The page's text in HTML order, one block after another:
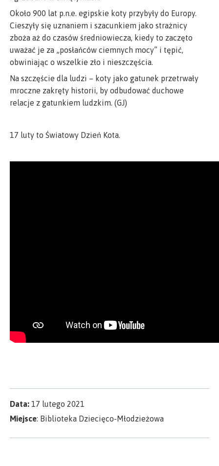
Około 900 lat p.n.e. egipskie koty przybyły do Europy.
Cieszyły się uznaniem i szacunkiem jako strażnicy
zboża aż do czasów średniowiecza, kiedy to zaczęto
uważać je za „posłańców ciemnych mocy” i tępić,
obwiniając o wszelkie zło i nieszczęścia.
Na szczęście dla ludzi – koty jako gatunek przetrwały
mroczne zakręty historii, by odbudować duchowe
relacje z gatunkiem ludzkim. (GJ)
17 luty to Światowy Dzień Kota.
Data: 17 lutego 2021
Miejsce: Biblioteka Dziecięco-Młodzieżowa